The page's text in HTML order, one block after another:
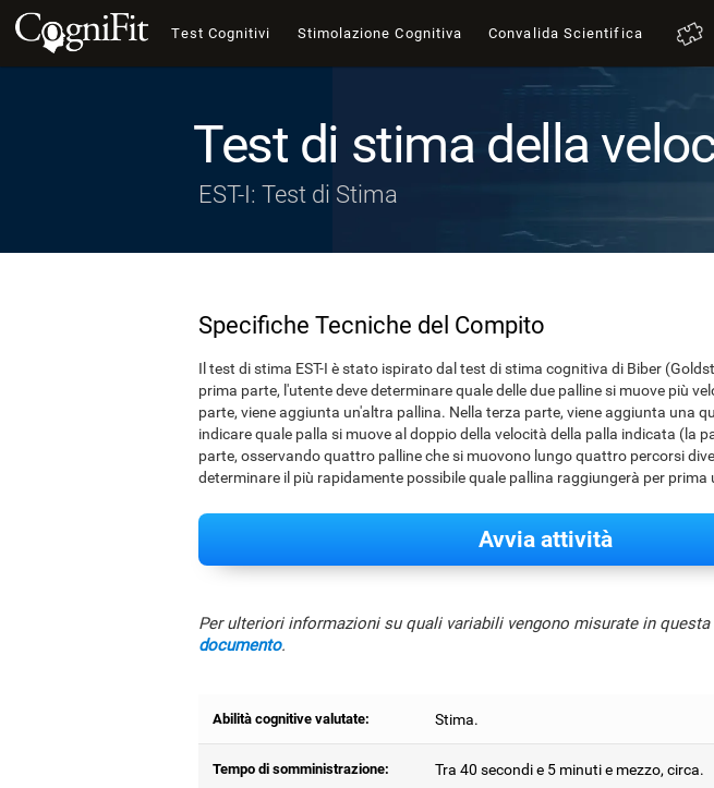
Test Cognitivi Stimolazione Cognitiva Convalida Scientifica
Test di stima della
EST-I: Test di Stima
Specifiche Tecniche del Compito
Il test di stima EST-I è stato ispirato dal test di stima cognitiva di Biber
prima parte, l'utente deve determinare quale delle due palline si muove più
parte, viene aggiunta un'altra pallina. Nella terza parte, viene aggiunta una
indicare quale palla si muove al doppio della velocità della palla indicata (la
parte, osservando quattro palline che si muovono lungo quattro percorsi
determinare il più rapidamente possibile quale pallina raggiungerà per
Avvia attività
Per ulteriori informazioni su quali variabili vengono misurate in
documento.
Abilità cognitive valutate: Stima.
Tempo di somministrazione: Tra 40 secondi e 5 minuti e mezzo, circa.